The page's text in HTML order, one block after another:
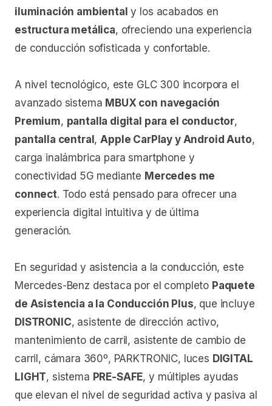
iluminación ambiental y los acabados en
estructura metálica, ofreciendo una experiencia
de conducción sofisticada y confortable.
A nivel tecnológico, este GLC 300 incorpora el
avanzado sistema MBUX con navegación
Premium, pantalla digital para el conductor,
pantalla central ,Apple CarPlay y Android Auto,
carga inalámbrica para smartphone y
conectividad 5G mediante Mercedes me
connect. Todo está pensado para ofrecer una
experiencia digital intuitiva y de última
generación.
En seguridad y asistencia a la conducción, este
Mercedes-Benz destaca por el completo Paquete
de Asistencia a la Conducción Plus, que incluye
DISTRONIC, asistente de dirección activo,
mantenimiento de carril, asistente de cambio de
carril, cámara 360º, PARKTRONIC, luces DIGITAL
LIGHT, sistema PRE-SAFE, y múltiples ayudas
que elevan el nivel de seguridad activa y pasiva al